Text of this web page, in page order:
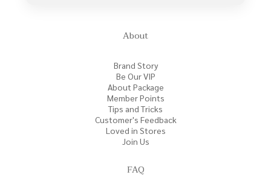
About
Brand Story
Be Our VIP
About Package
Member Points
Tips and Tricks
Customer's Feedback
Loved in Stores
Join Us
FAQ